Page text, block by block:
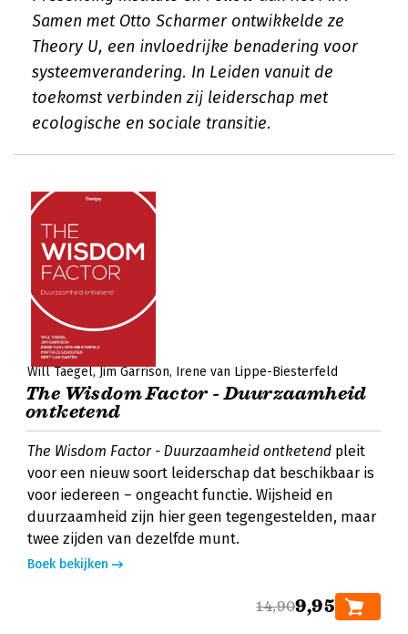
Samen met Otto Scharmer ontwikkelde ze
Theory U, een invloedrijke benadering voor
systeemverandering. In Leiden vanuit de
toekomstverbinden zij leiderschap met
ecologische en sociale transitie.
Will Taegel Jim Garrison Irene van Lippe-Biesterfeld
The Wisdom Factor - Duurzaamheid
ontketend
The Wisdom Factor - Duurzaamheid ontketend pleit
voor een nieuw soort leiderschap dat beschikbaar is
voor iedereen – ongeacht functie. Wijsheid en
duurzaamheid zijn hier geen tegengestelden, maar
twee zijden van dezelfde munt.
Boek bekijken
14,909,95